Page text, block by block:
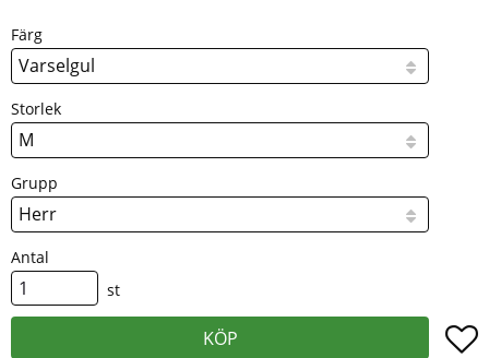
Färg
Storlek
Grupp
Antal
st
KÖP